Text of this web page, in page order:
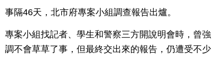
事隔46天，北市府專案小組調查報告出爐。
專案小組找記者、學生和警察三方開說明會時，曾強
調不會草草了事，但最終交出來的報告，仍遭受不少